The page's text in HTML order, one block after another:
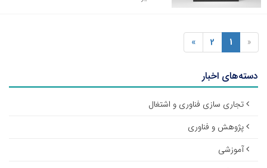
«
1
2
»
دسته‌های اخبار
تجاری سازی فناوری و اشتغال
پژوهش و فناوری
آموزشی